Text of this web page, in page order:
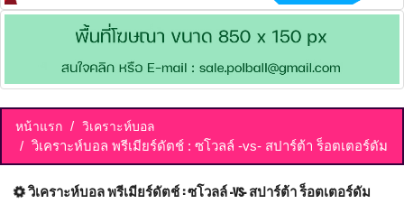
หน้าแรก วิเคราะห์บอล
วิเคราะห์บอล พรีเมียร์ดัตช์ : ซโวลล์ -vs- สปาร์ต้า ร็อตเตอร์ดัม
วิเคราะห์บอล พรีเมียร์ดัตช์ : ซโวลล์ -vs- สปาร์ต้า ร็อตเตอร์ดัม